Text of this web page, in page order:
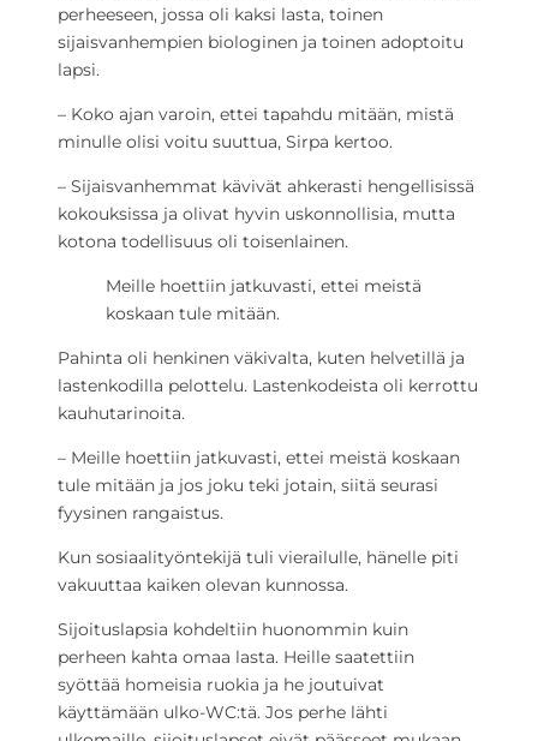
perheeseen, jossa oli kaksi lasta, toinen
sijaisvanhempien biologinen ja toinen adoptoitu
lapsi.
– Koko ajan varoin, ettei tapahdu mitään, mistä
minulle olisi voitu suuttua, Sirpa kertoo.
– Sijaisvanhemmat kävivät ahkerasti hengellisissä
kokouksissa ja olivat hyvin uskonnollisia, mutta
kotona todellisuus oli toisenlainen.
Meille hoettiin jatkuvasti, ettei meistä
koskaan tule mitään.
Pahinta oli henkinen väkivalta, kuten helvetillä ja
lastenkodilla pelottelu. Lastenkodeista oli kerrottu
kauhutarinoita.
– Meille hoettiin jatkuvasti, ettei meistä koskaan
tule mitään ja jos joku teki jotain, siitä seurasi
fyysinen rangaistus.
Kun sosiaalityöntekijä tuli vierailulle, hänelle piti
vakuuttaa kaiken olevan kunnossa.
Sijoituslapsia kohdeltiin huonommin kuin
perheen kahta omaa lasta. Heille saatettiin
syöttää homeisia ruokia ja he joutuivat
käyttämään ulko-WC:tä. Jos perhe lähti